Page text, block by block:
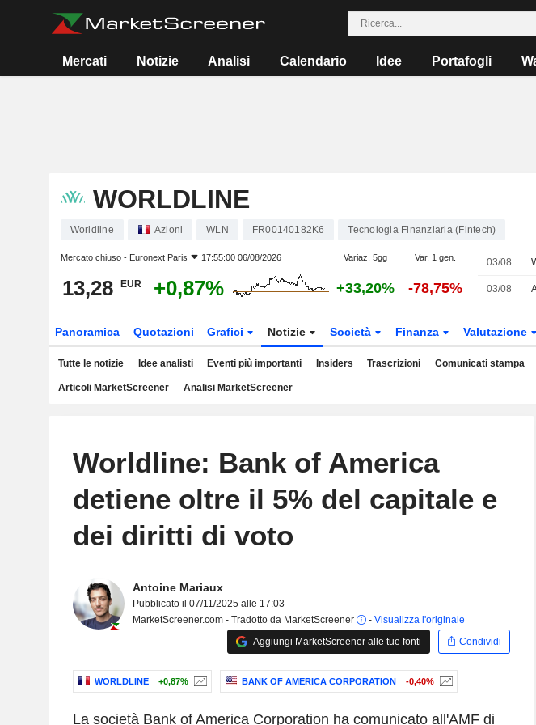
Mercati Notizie Analisi Calendario Idee Portafogli
WORLDLINE
Worldline Azioni WLN FR00140182K6 Tecnologia Finanziaria (Fintech)
Mercato chiuso - Euronext Paris 17:55:00 06/08/2026 Variaz. 5gg Var. 1 gen.
13,28 EUR +0,87% +33,20% -78,75%
03/08
03/08
Panoramica Quotazioni Grafici Notizie Società Finanza Valutazione
Tutte le notizie Idee analisti Eventi più importanti Insiders Trascrizioni Comunicati stampa
Articoli MarketScreener Analisi MarketScreener
Worldline: Bank of America
detiene oltre il 5% del capitale e
dei diritti di voto
Antoine Mariaux
Pubblicato il 07/11/2025 alle 17:03
MarketScreener.com - Tradotto da MarketScreener
- Visualizza l'originale
Aggiungi MarketScreener alle tue fonti
Condividi
WORLDLINE +0,87% BANK OF AMERICA CORPORATION -0,40%
La società Bank of America Corporation ha comunicato all'AMF di